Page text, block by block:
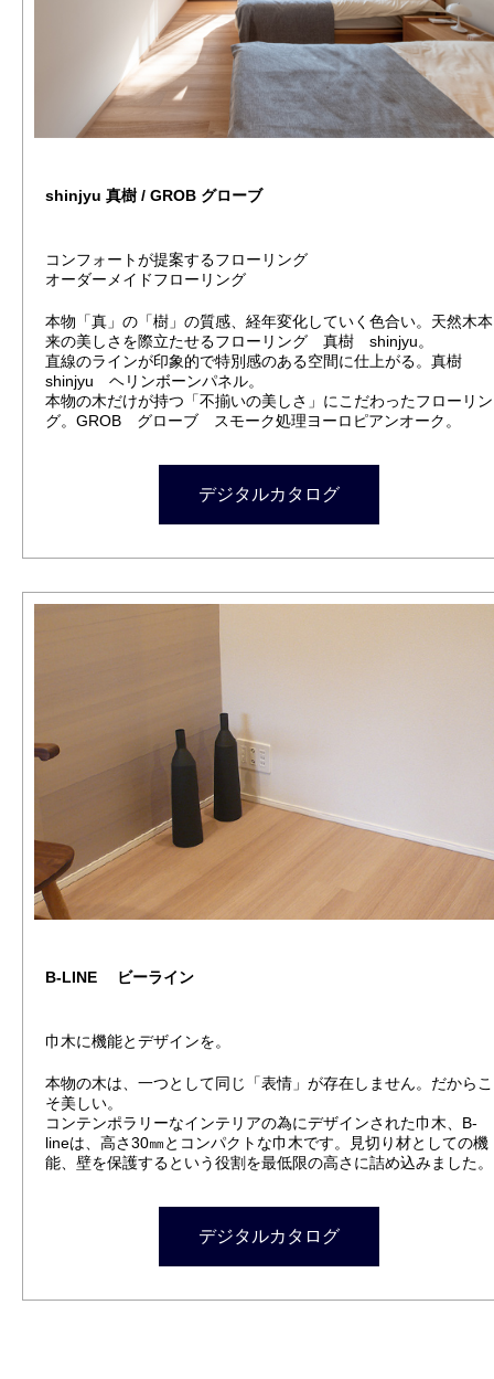
shinjyu 真樹 / GROB グローブ
コンフォートが提案するフローリング
オーダーメイドフローリング
本物「真」の「樹」の質感、経年変化していく色合い。天然木本
来の美しさを際立たせるフローリング 真樹 shinjyu。
直線のラインが印象的で特別感のある空間に仕上がる。真樹
shinjyu ヘリンボーンパネル。
本物の木だけが持つ「不揃いの美しさ」にこだわったフローリン
グ。GROB グローブ スモーク処理ヨーロピアンオーク。
デジタルカタログ
B-LINE ビーライン
巾木に機能とデザインを。
本物の木は、一つとして同じ「表情」が存在しません。だからこ
そ美しい。
コンテンポラリーなインテリアの為にデザインされた巾木、B-
lineは、高さ30㎜とコンパクトな巾木です。見切り材としての機
能、壁を保護するという役割を最低限の高さに詰め込みました。
デジタルカタログ